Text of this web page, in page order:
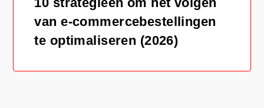
van e-commercebestellingen
te optimaliseren (2026)